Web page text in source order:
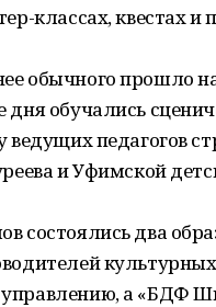
классах, квестах и
обычного прошло
дня обучались
педагогов
и Уфимской
состоялись два
а «БДФ